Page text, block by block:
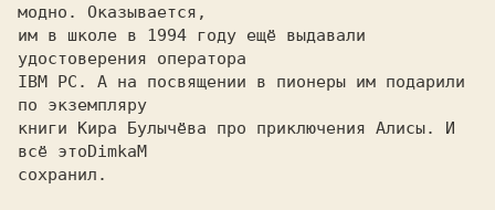
модно. Оказывается,
им в школе в 1994 году ещё выдавали
удостоверения оператора
IBM PC. А на посвящении в пионеры им подарили
по экземпляру
книги Кира Булычёва про приключения Алисы. И
всё это
сохранил.